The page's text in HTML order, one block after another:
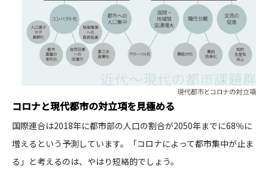
コロナと現代都市の対立項を見極める​
国際連合は2018年に都市部の人口の割合が2050年までに68％に
増えるという予測しています。「コロナによって都市集中が止ま
る」と考えるのは、やはり短絡的でしょう。​